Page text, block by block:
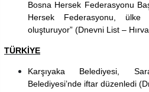
Bosna Hersek Federasyonu
Hersek Federasyonu, ülke
oluşturuyor” (Dnevni List –
TÜRKİYE
Karşıyaka Belediyesi,
Belediyesi’nde iftar düzenledi